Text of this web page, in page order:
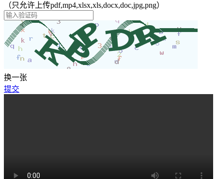
（只允许上传pdf,mp4,xlsx,xls,docx,doc,jpg,png）
换一张
提交